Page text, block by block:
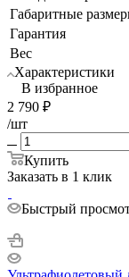
Габаритные
Гарантия
Вес
Характеристики
В избранное
2 790 ₽
/шт
Купить
Заказать в 1 клик
Быстрый